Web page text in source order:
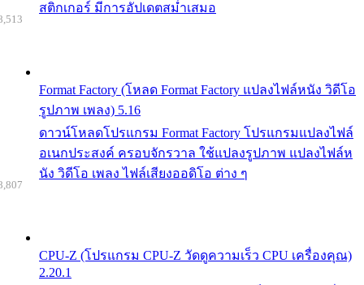
สติกเกอร์ มีการอัปเดตสม่ำเสมอ
Format Factory (โหลด Format Factory แปลงไฟล์หนัง วิดีโอ
รูปภาพ เพลง) 5.16
ดาวน์โหลดโปรแกรม Format Factory โปรแกรมแปลงไฟล์
อเนกประสงค์ ครอบจักรวาล ใช้แปลงรูปภาพ แปลงไฟล์ห
นัง วิดีโอ เพลง ไฟล์เสียงออดิโอ ต่าง ๆ
CPU-Z (โปรแกรม CPU-Z วัดดูความเร็ว CPU เครื่องคุณ)
2.20.1